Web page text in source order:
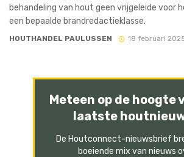
behandeling van hout geen vrijgeleide voor
een bepaalde brandredactieklasse.
HOUTHANDEL PAULUSSEN 18 februari
Meteen op de hoogte
laatste
De Houtconnect-nieuwsbrief
boeiende mix van nieuws